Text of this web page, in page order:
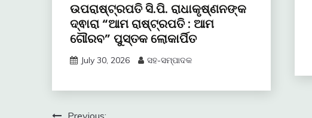
ଉପରାଷ୍ଟ୍ରପତି ସି.ପି. ରାଧାକୃଷ୍ଣନଙ୍କ
ଦ୍ଵାରା “ଆମ ରାଷ୍ଟ୍ରପତି : ଆମ
ଗୌରବ” ପୁସ୍ତକ ଲୋକାର୍ପିତ
July 30, 2026 ସହ-ସମ୍ପାଦକ